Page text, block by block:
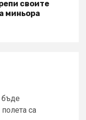
своите
миньора
са